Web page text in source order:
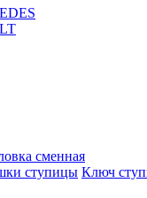
сменная
Ключ